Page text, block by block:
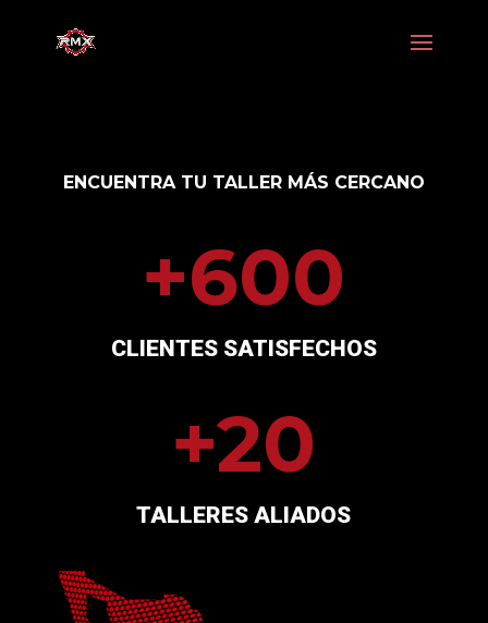
ENCUENTRA TU TALLER MÁS CERCANO
+600
CLIENTES SATISFECHOS
+20
TALLERES ALIADOS